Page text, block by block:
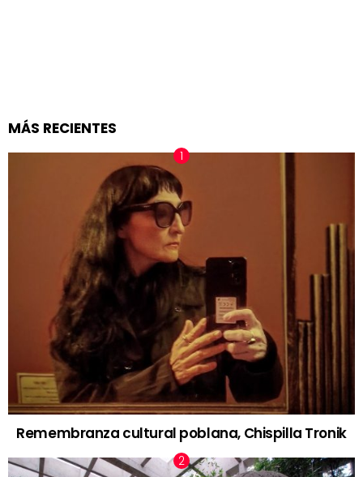
MÁS RECIENTES
Remembranza cultural poblana, Chispilla Tronik